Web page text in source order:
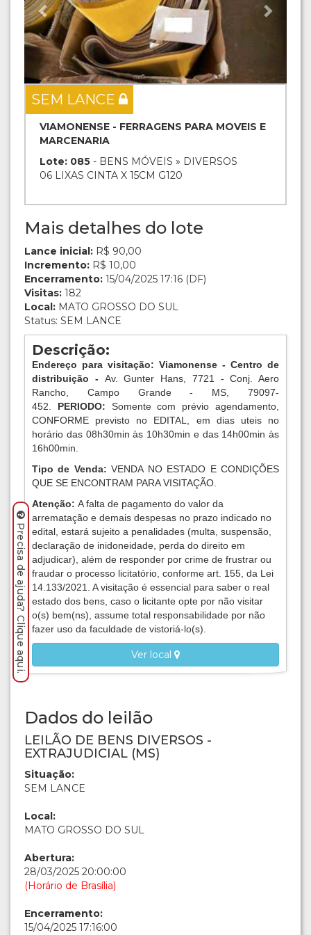
SEM LANCE
VIAMONENSE - FERRAGENS PARA MOVEIS E
MARCENARIA
Lote: 085 - BENS MÓVEIS » DIVERSOS
06 LIXAS CINTA X 15CM G120
Mais detalhes do lote
Lance inicial: R$ 90,00
Incremento: R$ 10,00
Encerramento: 15/04/2025 17:16 (DF)
Visitas: 182
Local: MATO GROSSO DO SUL
Status: SEM LANCE
Descrição:
Endereço para visitação: Viamonense - Centro de
distribuição - Av. Gunter Hans, 7721 - Conj. Aero
Rancho, Campo Grande - MS, 79097-
452. PERIODO: Somente com prévio agendamento,
CONFORME previsto no EDITAL, em dias uteis no
horário das 08h30min às 10h30min e das 14h00min às
16h00min.
Tipo de Venda:VENDA NO ESTADO E CONDIÇÕES
QUE SE ENCONTRAM PARA VISITAÇÃO.
Atenção: A falta de pagamento do valor da
arrematação e demais despesas no prazo indicado no
edital, estará sujeito a penalidades (multa, suspensão,
declaração de inidoneidade, perda do direito em
adjudicar), além de responder por crime de frustrar ou
fraudar o processo licitatório, conforme art. 155, da Lei
14.133/2021. A visitação é essencial para saber o real
estado dos bens, caso o licitante opte por não visitar
o(s) bem(ns), assume total responsabilidade por não
fazer uso da faculdade de vistoriá-lo(s).
Ver local
Dados do leilão
LEILÃO DE BENS DIVERSOS -
EXTRAJUDICIAL (MS)
Situação:
SEM LANCE
Local:
MATO GROSSO DO SUL
Abertura:
28/03/2025 20:00:00
(Horário de Brasília)
Encerramento:
15/04/2025 17:16:00
Precisa de ajuda? Clique aqui.